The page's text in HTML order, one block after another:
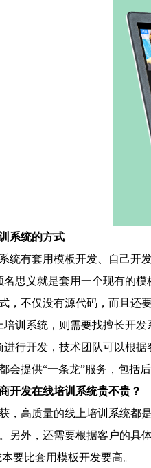
系统的方式
统有套用模板开发、自己开
名思义就是套用一个现有的
，不仅没有源代码，而且还
培训系统，则需要找擅长开
进行开发，技术团队可以根
会提供“一条龙”服务，包括
开发在线培训系统贵不贵？
，高质量的线上培训系统都
另外，还需要根据客户的具
本要比套用模板开发要高。